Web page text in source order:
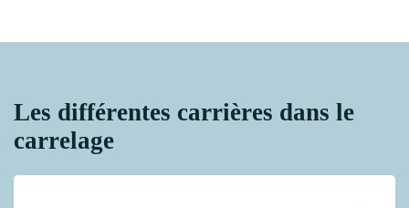
Les différentes carrières dans le
carrelage